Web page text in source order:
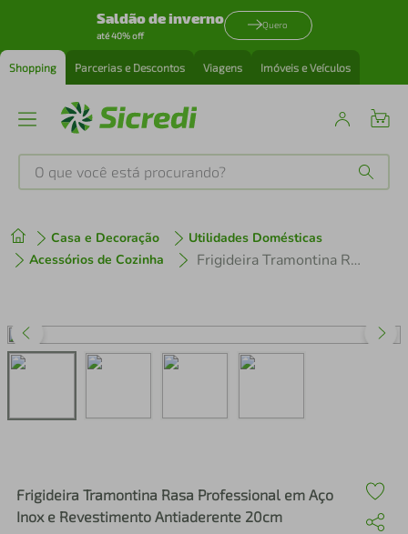
Saldão de inverno
até 40% off
Quero
Shopping Parcerias e Descontos Viagens Imóveis e Veículos
O que você está procurando?
Casa e Decoração
Utilidades Domésticas
Acessórios de Cozinha
Frigideira Tramontina Rasa Professional em Aço Inox e Revestimento Antiaderente 20cm
Frigideira Tramontina Rasa Professional em Aço
Inox e Revestimento Antiaderente 20cm
1º tenis
3º perfume